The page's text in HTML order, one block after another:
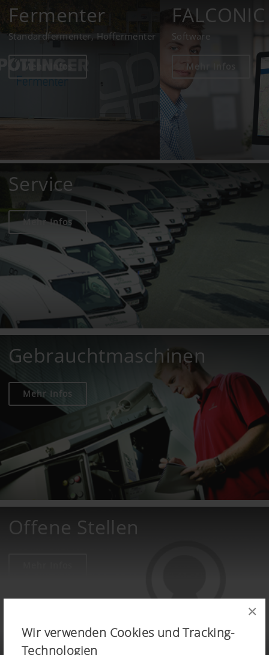
×
Wir verwenden Cookies und Tracking-
Technologien
Fermenter
Standardfermenter, Hoffermenter
Mehr Infos
FALCONIC
Software
Mehr Infos
Service
Mehr Infos
Gebrauchtmaschinen
Mehr Infos
Offene Stellen